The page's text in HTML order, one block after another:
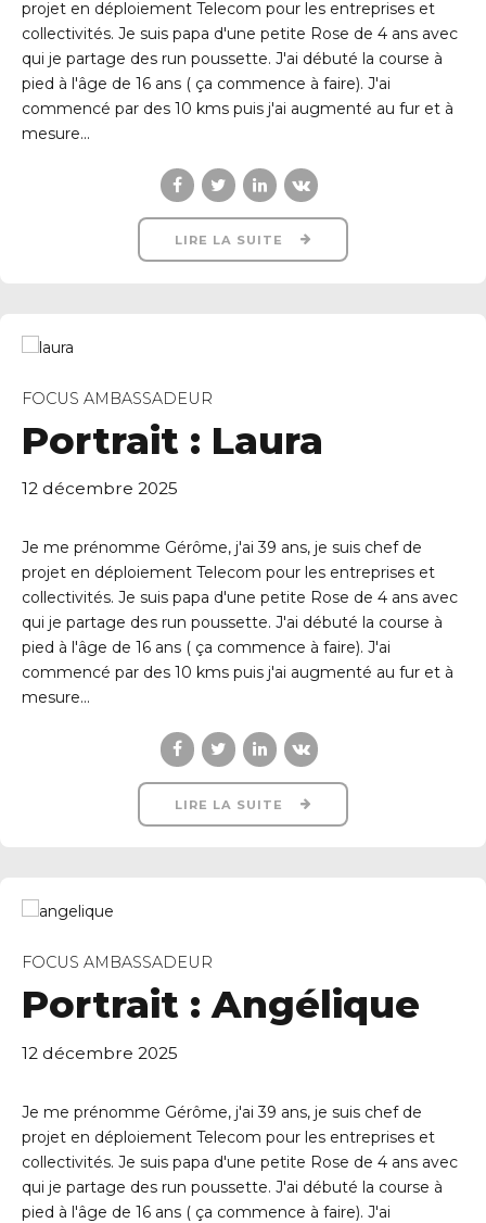
projet en déploiement Telecom pour les entreprises et
collectivités. Je suis papa d'une petite Rose de 4 ans avec
qui je partage des run poussette. J'ai débuté la course à
pied à l'âge de 16 ans ( ça commence à faire). J'ai
commencé par des 10 kms puis j'ai augmenté au fur et à
mesure...
LIRE LA SUITE
FOCUS AMBASSADEUR
Portrait : Laura
12 décembre 2025
Je me prénomme Gérôme, j'ai 39 ans, je suis chef de
projet en déploiement Telecom pour les entreprises et
collectivités. Je suis papa d'une petite Rose de 4 ans avec
qui je partage des run poussette. J'ai débuté la course à
pied à l'âge de 16 ans ( ça commence à faire). J'ai
commencé par des 10 kms puis j'ai augmenté au fur et à
mesure...
LIRE LA SUITE
FOCUS AMBASSADEUR
Portrait : Angélique
12 décembre 2025
Je me prénomme Gérôme, j'ai 39 ans, je suis chef de
projet en déploiement Telecom pour les entreprises et
collectivités. Je suis papa d'une petite Rose de 4 ans avec
qui je partage des run poussette. J'ai débuté la course à
pied à l'âge de 16 ans ( ça commence à faire). J'ai